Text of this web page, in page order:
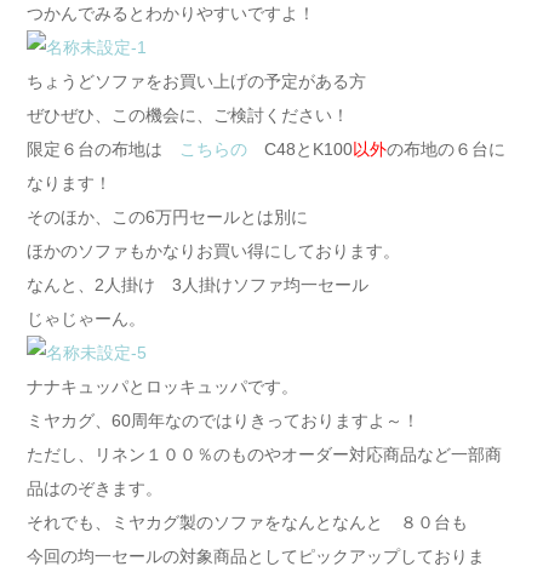
つかんでみるとわかりやすいですよ！
ちょうどソファをお買い上げの予定がある方
ぜひぜひ、この機会に、ご検討ください！
限定６台の布地は
こちらの C48とK100以外の布地の６台に
なります！
そのほか、この6万円セールとは別に
ほかのソファもかなりお買い得にしております。
なんと、2人掛け 3人掛けソファ均一セール
じゃじゃーん。
ナナキュッパとロッキュッパです。
ミヤカグ、60周年なのではりきっておりますよ～！
ただし、リネン１００％のものやオーダー対応商品など一部商
品はのぞきます。
それでも、ミヤカグ製のソファをなんとなんと ８０台も
今回の均一セールの対象商品としてピックアップしておりま